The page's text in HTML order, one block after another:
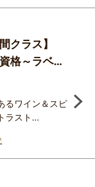
判定がなされま
ったために、
易度は、筆記
入ること、さ
クラス】
格～ラベル
間＋認定試
るワイン＆スピ
ラスト
、ワインに関
ぶ講座です。最
を受けること